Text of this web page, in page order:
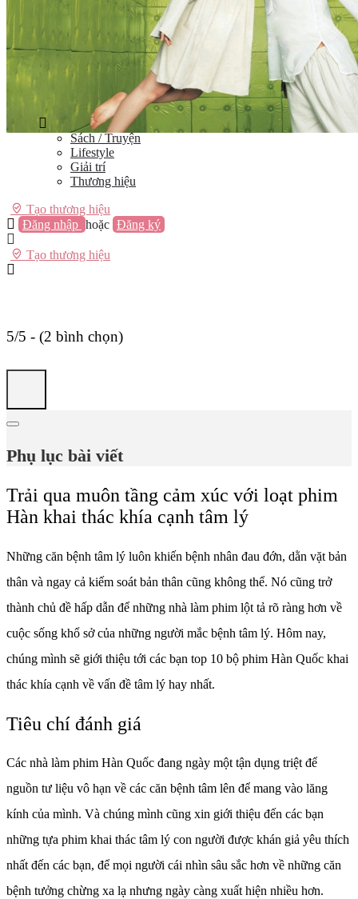
Vũng Tàu
Đà Lạt
Cần Thơ
Quy Nhơn
Thừa Thiên Huế
Blog
Sách / Truyện
Lifestyle
Giải trí
Thương hiệu
Tạo thương hiệu
Đăng nhập hoặc Đăng ký
Tạo thương hiệu
5/5 - (2 bình chọn)
Phụ lục bài viết
Trải qua muôn tầng cảm xúc với loạt phim
Hàn khai thác khía cạnh tâm lý
Những căn bệnh tâm lý luôn khiến bệnh nhân đau đớn, dằn vặt bản
thân và ngay cả kiếm soát bản thân cũng không thể. Nó cũng trở
thành chủ đề hấp dẫn để những nhà làm phim lột tả rõ ràng hơn về
cuộc sống khổ sở của những người mắc bệnh tâm lý. Hôm nay,
chúng mình sẽ giới thiệu tới các bạn top 10 bộ phim Hàn Quốc khai
thác khía cạnh về vấn đề tâm lý hay nhất.
Tiêu chí đánh giá
Các nhà làm phim Hàn Quốc đang ngày một tận dụng triệt để
nguồn tư liệu vô hạn về các căn bệnh tâm lên để mang vào lăng
kính của mình. Và chúng mình cũng xin giới thiệu đến các bạn
những tựa phim khai thác tâm lý con người được khán giả yêu thích
nhất đến các bạn, để mọi người cái nhìn sâu sắc hơn về những căn
bệnh tưởng chừng xa lạ nhưng ngày càng xuất hiện nhiều hơn.